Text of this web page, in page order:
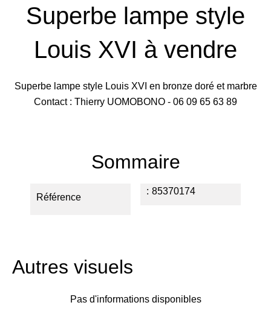
Superbe lampe style
Louis XVI à vendre
Superbe lampe style Louis XVI en bronze doré et marbre
Contact : Thierry UOMOBONO - 06 09 65 63 89
Sommaire
Référence
85370174
Autres visuels
Pas d'informations disponibles